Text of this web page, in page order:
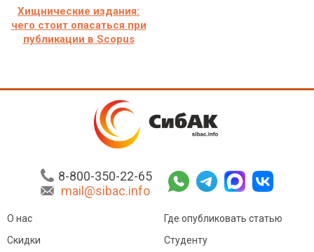
Хищнические издания:
чего стоит опасаться при
публикации в Scopus
8-800-350-22-65
mail@sibac.info
О нас
Скидки
Где опубликовать статью
Студенту